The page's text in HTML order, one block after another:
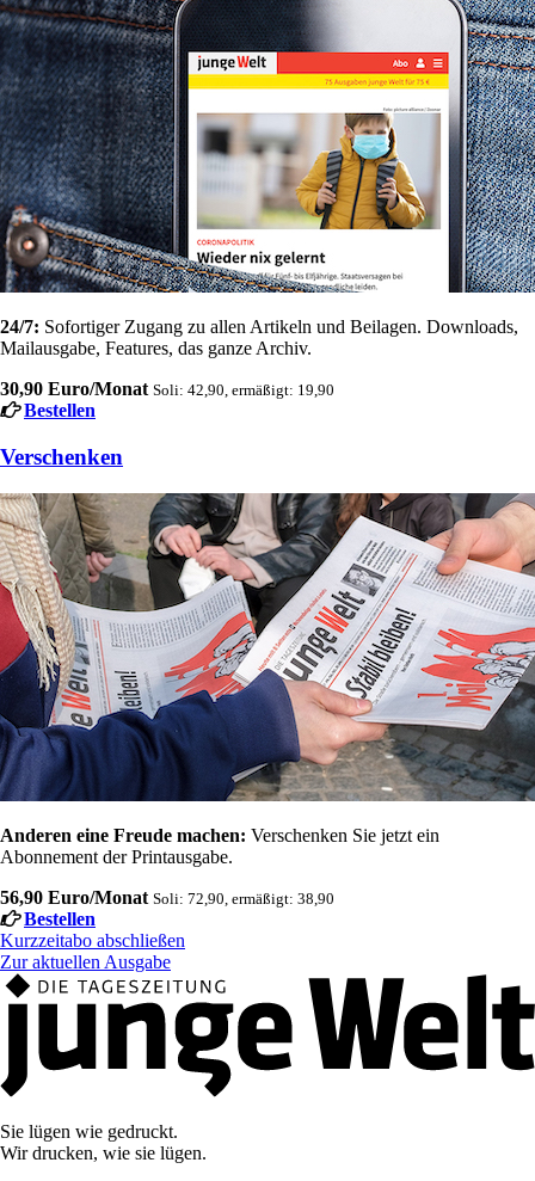
24/7: Sofortiger Zugang zu allen Artikeln und Beilagen. Downloads,
Mailausgabe, Features, das ganze Archiv.
30,90 Euro/Monat Soli: 42,90, ermäßigt: 19,90
Bestellen
Verschenken
Anderen eine Freude machen: Verschenken Sie jetzt ein
Abonnement der Printausgabe.
56,90 Euro/Monat Soli: 72,90, ermäßigt: 38,90
Bestellen
Kurzzeitabo abschließen
Zur aktuellen Ausgabe
Sie lügen wie gedruckt.
Wir drucken, wie sie lügen.